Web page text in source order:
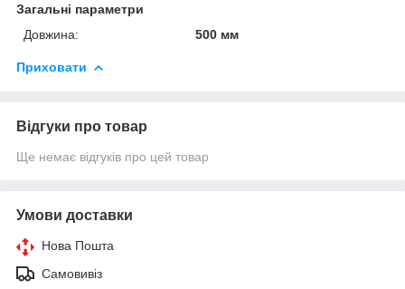
Загальні параметри
Довжина:
500 мм
Приховати
Відгуки про товар
Ще немає відгуків про цей товар
Умови доставки
Нова Пошта
Самовивіз